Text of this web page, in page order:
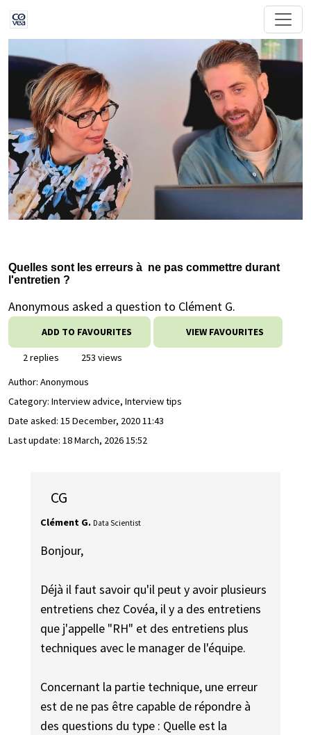
Quelles sont les erreurs à ne pas commettre durant
l'entretien ?
Anonymous asked a question to Clément G.
ADD TO FAVOURITES VIEW FAVOURITES
2 replies
253 views
Author: Anonymous
Category: Interview advice, Interview tips
Date asked: 15 December, 2020 11:43
Last update: 18 March, 2026 15:52
CG
Clément G. Data Scientist
Bonjour,
Déjà il faut savoir qu'il peut y avoir plusieurs
entretiens chez Covéa, il y a des entretiens
que j'appelle "RH" et des entretiens plus
techniques avec le manager de l'équipe.
Concernant la partie technique, une erreur
est de ne pas être capable de répondre à
des questions du type : Quelle est la